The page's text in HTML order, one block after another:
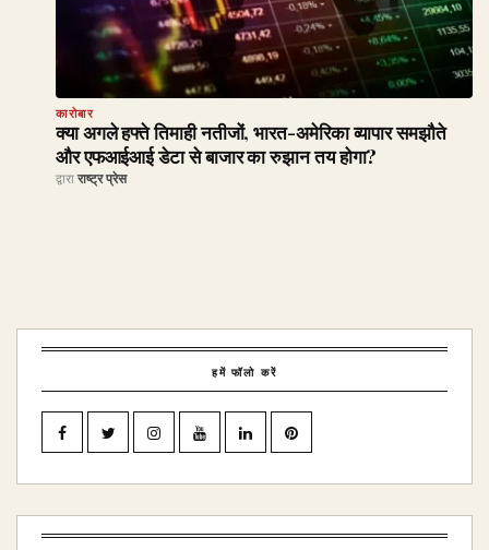
कारोबार
क्या अगले हफ्ते तिमाही नतीजों, भारत-अमेरिका व्यापार समझौते
और एफआईआई डेटा से बाजार का रुझान तय होगा?
द्वारा राष्ट्र प्रेस
हमें फॉलो करें